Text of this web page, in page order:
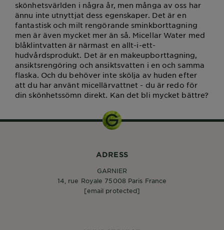
skönhetsvärlden i några år, men många av oss har
ännu inte utnyttjat dess egenskaper. Det är en
fantastisk och milt rengörande sminkborttagning
men är även mycket mer än så. Micellar Water med
blåklintvatten är närmast en allt-i-ett-
hudvårdsprodukt. Det är en makeupborttagning,
ansiktsrengöring och ansiktsvatten i en och samma
flaska. Och du behöver inte skölja av huden efter
att du har använt micellärvattnet - du är redo för
din skönhetssömn direkt. Kan det bli mycket bättre?
ADRESS
GARNIER
14, rue Royale 75008 Paris France
[email protected]